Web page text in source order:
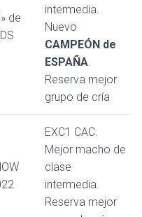
de
intermedia.
Nuevo
CAMPEÓN de
ESPAÑA.
Reserva mejor
grupo de cría
EXC1 CAC.
Mejor macho de
clase
intermedia.
Reserva mejor